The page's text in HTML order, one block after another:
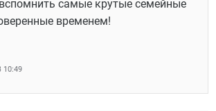
самые крутые семейные
временем!
10:49